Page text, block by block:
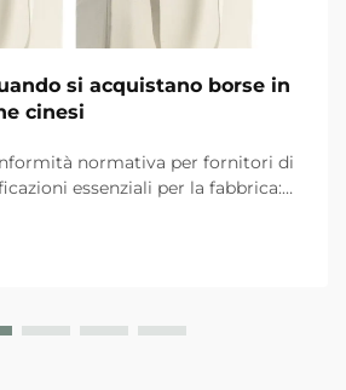
si acquistano borse in
cinesi
normativa per fornitori di
essenziali per la fabbrica:
Quando si valutano i
dovrebbero privilegiare quelli